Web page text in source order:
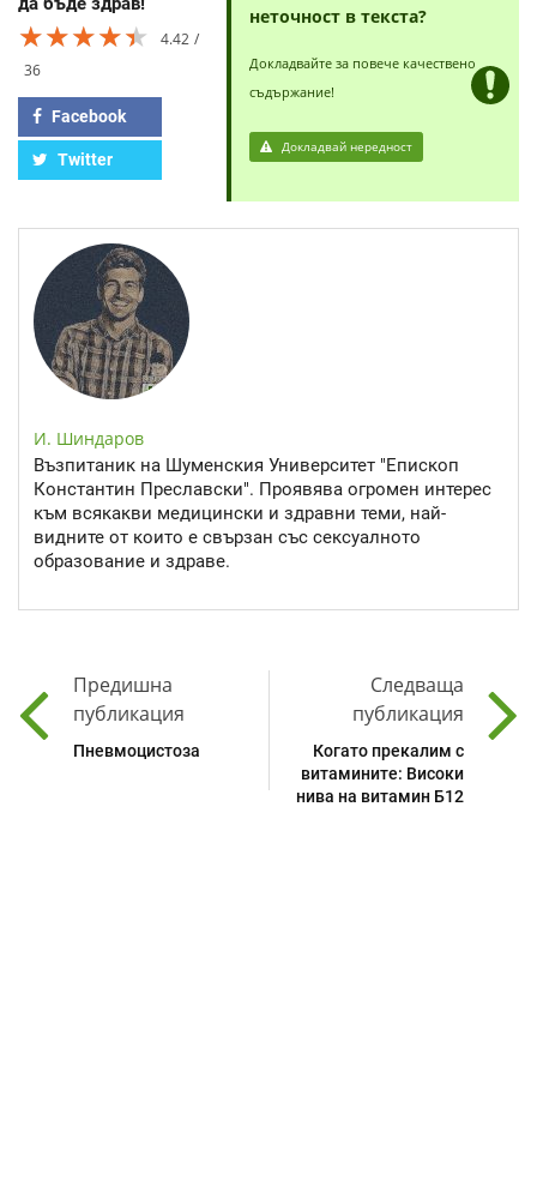
★★★★★
★★★★★
★★★★★
4.42
36
Facebook
Twitter
неточност в текста?
Докладвайте за повече качествено
съдържание!
Докладвай нередност
И. Шиндаров
Възпитаник на Шуменския Университет "Епископ
Константин Преславски". Проявява огромен интерес
към всякакви медицински и здравни теми, най-
видните от които е свързан със сексуалното
образование и здраве.
Предишна
публикация
Пневмоцистоза
Следваща
публикация
Когато прекалим с
витамините: Високи
нива на витамин Б12